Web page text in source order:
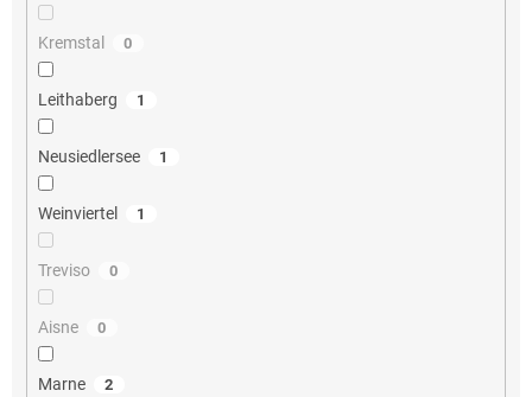
Kremstal 0
Leithaberg 1
Neusiedlersee 1
Weinviertel 1
Treviso 0
Aisne 0
Marne 2